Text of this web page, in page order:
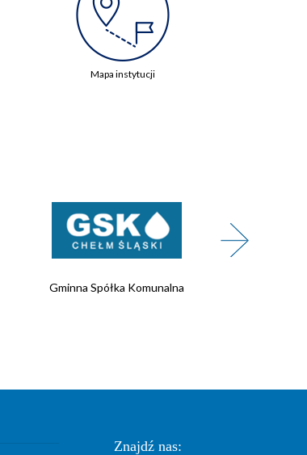
Mapa instytucji
Gminna Spółka Komunalna
Znajdź nas: